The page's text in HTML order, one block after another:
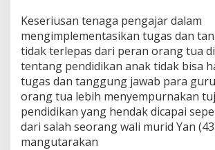
Keseriusan tenaga pengajar dalam
mengimplementasikan tugas dan
tidak terlepas dari peran orang tua
tentang pendidikan anak tidak bisa
tugas dan tanggung jawab para
orang tua lebih menyempurnakan
pendidikan yang hendak dicapai
dari salah seorang wali murid Yan
mangutarakan